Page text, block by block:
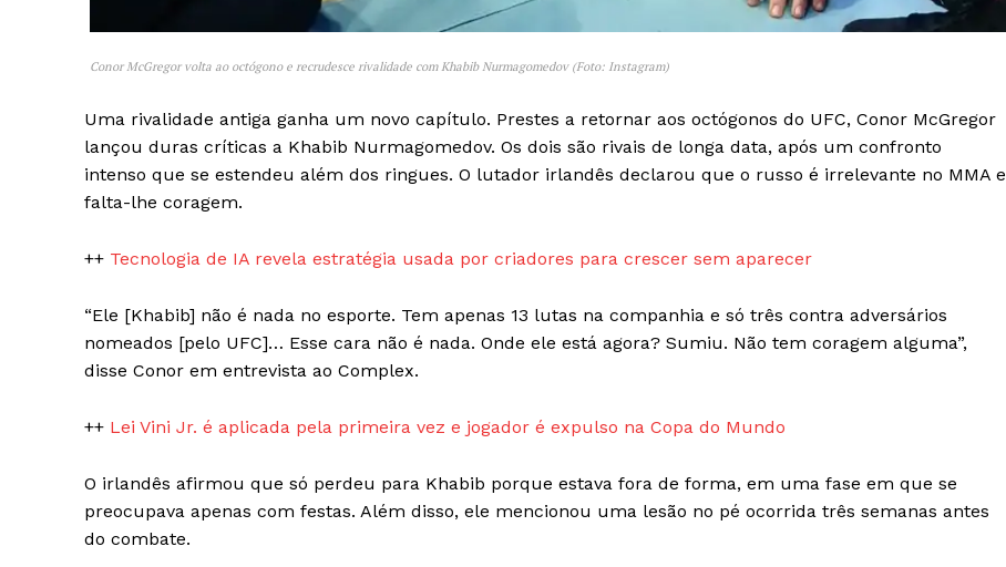
Política de Privacidade e Cookies
Conor McGregor volta ao octógono e recrudesce rivalidade com Khabib Nurmagomedov (Foto: Instagram)
Uma rivalidade antiga ganha um novo capítulo. Prestes a retornar aos octógonos do UFC, Conor McGregor
lançou duras críticas a Khabib Nurmagomedov. Os dois são rivais de longa data, após um confronto
intenso que se estendeu além dos ringues. O lutador irlandês declarou que o russo é irrelevante no MMA e
falta-lhe coragem.
++ Tecnologia de IA revela estratégia usada por criadores para crescer sem aparecer
“Ele [Khabib] não é nada no esporte. Tem apenas 13 lutas na companhia e só três contra adversários
nomeados [pelo UFC]… Esse cara não é nada. Onde ele está agora? Sumiu. Não tem coragem alguma”,
disse Conor em entrevista ao Complex.
++ Lei Vini Jr. é aplicada pela primeira vez e jogador é expulso na Copa do Mundo
O irlandês afirmou que só perdeu para Khabib porque estava fora de forma, em uma fase em que se
preocupava apenas com festas. Além disso, ele mencionou uma lesão no pé ocorrida três semanas antes
do combate.